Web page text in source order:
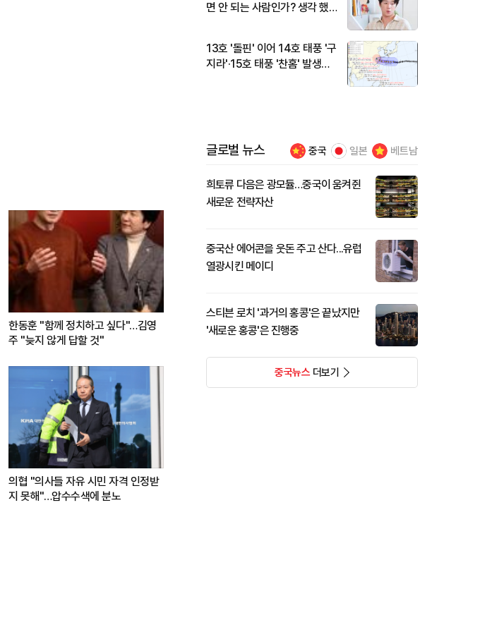
한동훈 "함께 정치하고 싶다"…김영
주 "늦지 않게 답할 것"
의협 "의사들 자유 시민 자격 인정받
지 못해"…압수수색에 분노
면 안 되는 사람인가? 생각 했
13호 '돌핀' 이어 14호 태풍 '구
지라'·15호 태풍 '찬홈' 발생…
글로벌 뉴스 중국 일본 베트남
희토류 다음은 광모듈…중국이 움켜쥔
새로운 전략자산
중국산 에어콘을 웃돈 주고 산다...유럽
열광시킨 메이디
스티븐 로치 '과거의 홍콩'은 끝났지만
'새로운 홍콩'은 진행중
중국뉴스더보기